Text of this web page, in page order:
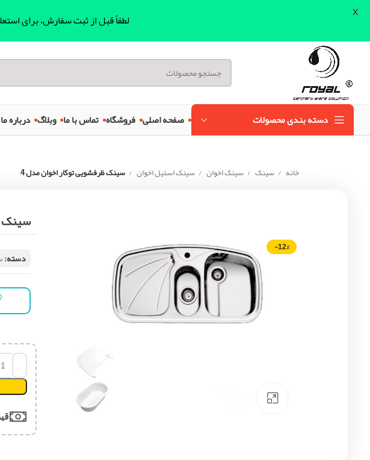
دسته بندی محصولات صفحه اصلی فروشگاه تماس با ما وبلاگ درباره ما
خانه سینک سینک اخوان سینک استیل اخوان سینک ظرفشویی توکار اخوان مدل 4
-12%
سینک
دسته:
لطفاً قبل از ثبت سفارش، برای X